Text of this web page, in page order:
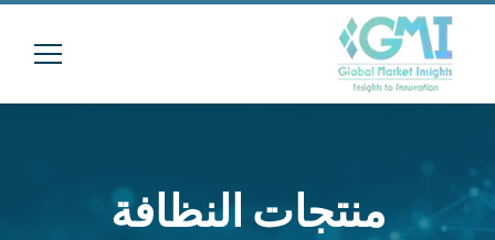
منتجات النظافة